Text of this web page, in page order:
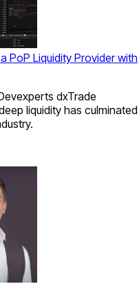
PoP Liquidity Provider with
dxTrade
liquidity has culminated